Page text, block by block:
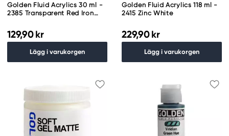
Golden Fluid Acrylics 30 ml -
2385 Transparent Red Iron
129,90 kr
Lägg i varukorgen
Golden Fluid Acrylics 118 ml -
2415 Zinc White
229,90 kr
Lägg i varukorgen